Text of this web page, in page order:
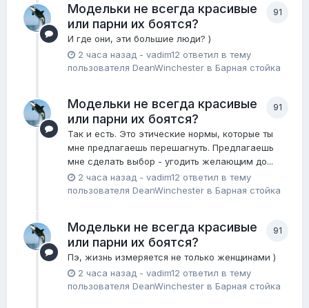
91
Модельки не всегда красивые
или парни их боятся?
И где они, эти большие люди? )
2 часа назад - vadim12 ответил в тему
пользователя DeanWinchester в Барная стойка
91
Модельки не всегда красивые
или парни их боятся?
Так и есть. Это этические нормы, которые ты
мне предлагаешь перешагнуть. Предлагаешь
мне сделать выбор - угодить желающим до...
2 часа назад - vadim12 ответил в тему
пользователя DeanWinchester в Барная стойка
91
Модельки не всегда красивые
или парни их боятся?
Пэ, жизнь измеряется не только женщинами )
2 часа назад - vadim12 ответил в тему
пользователя DeanWinchester в Барная стойка